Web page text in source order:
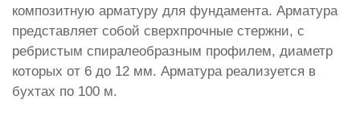
композитную арматуру для фундамента. Арматура
представляет собой сверхпрочные стержни, с
ребристым спиралеобразным профилем, диаметр
которых от 6 до 12 мм. Арматура реализуется в
бухтах по 100 м.